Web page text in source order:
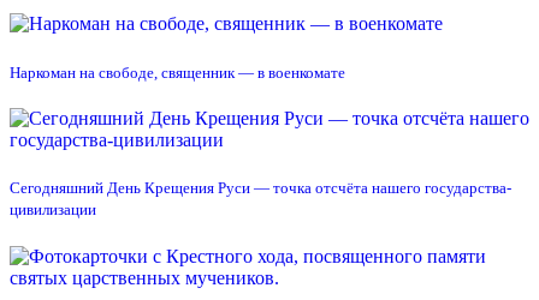
Наркоман на свободе, священник — в военкомате
Сегодняшний День Крещения Руси — точка отсчёта нашего государства-
цивилизации